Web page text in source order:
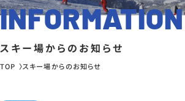
INFORMATION
スキー場からのお知らせ
TOP スキー場からのお知らせ